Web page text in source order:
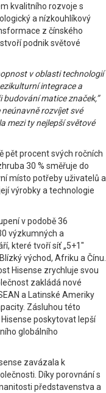
kvalitního rozvoje s
a nízkouhlíkový
z čínského
podnik světové
v oblasti technologií
integrace a
matice značek,”
rozvíjet své
mezi ty nejlepší světové
pět procent svých ročních
30 % směřuje do
místo potřeby uživatelů a
výrobky a technologie
v podobě 36
výzkumných a
které tvoří síť „5+1″
východ, Afriku a Čínu.
Hisense zrychluje svou
zakládá nové
a Latinské Ameriky
Zásluhou této
poskytovat lepší
globálního
zavázala k
Díky porovnání s
představenstva a